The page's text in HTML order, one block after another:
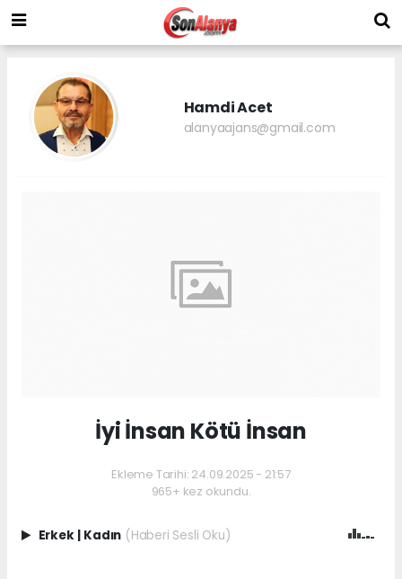
Hamdi Acet
alanyaajans@gmail.com
İyi İnsan Kötü İnsan
Ekleme Tarihi: 24.09.2025 - 21:57
965+ kez okundu.
Erkek | Kadın (Haberi Sesli Oku)